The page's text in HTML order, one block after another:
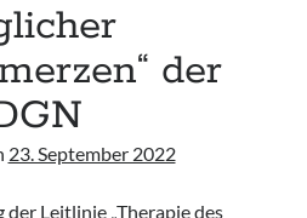
der
23. September 2022
der Leitlinie „Therapie des